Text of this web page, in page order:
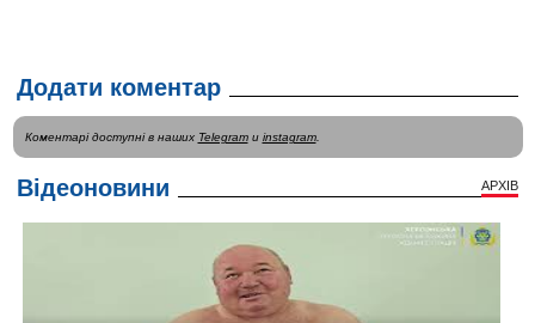
Додати коментар
Коментарі доступні в наших Telegramи instagram.
Відеоновини АРХІВ